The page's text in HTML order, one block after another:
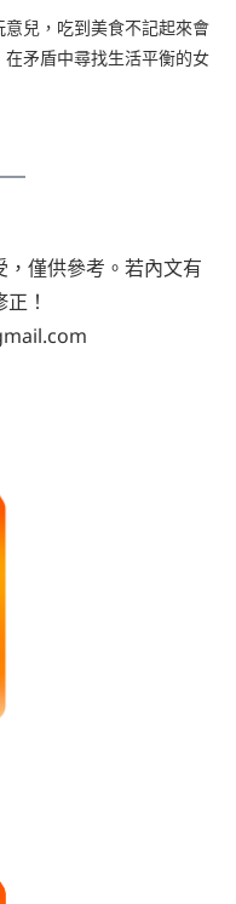
兒，吃到美食不記起來會
矛盾中尋找生活平衡的女
僅供參考。若內文有
！